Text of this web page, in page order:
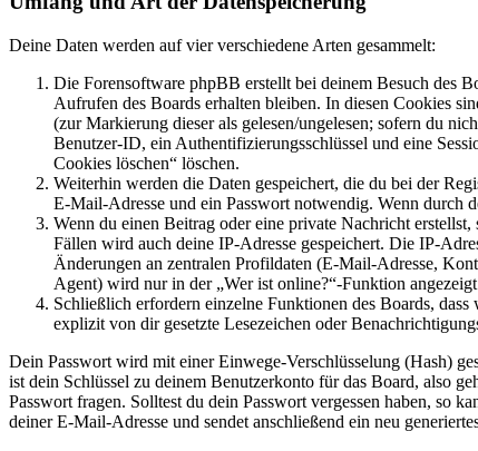
Deine Daten werden auf vier verschiedene Arten gesammelt:
Die Forensoftware phpBB erstellt bei deinem Besuch des
Aufrufen des Boards erhalten bleiben. In diesen Cookies
(zur Markierung dieser als gelesen/ungelesen; sofern du
Benutzer-ID, ein Authentifizierungsschlüssel und eine
Cookies löschen“ löschen.
Weiterhin werden die Daten gespeichert, die du bei der
E-Mail-Adresse und ein Passwort notwendig. Wenn durch
Wenn du einen Beitrag oder eine private Nachricht
Fällen wird auch deine IP-Adresse gespeichert. Die IP-
Änderungen an zentralen Profildaten (E-Mail-Adresse,
Agent) wird nur in der „Wer ist online?“-Funktion
Schließlich erfordern einzelne Funktionen des Boards,
explizit von dir gesetzte Lesezeichen oder
Dein Passwort wird mit einer Einwege-Verschlüsselung (Hash)
ist dein Schlüssel zu deinem Benutzerkonto für das Board, also
Passwort fragen. Solltest du dein Passwort vergessen haben, so
deiner E-Mail-Adresse und sendet anschließend ein neu